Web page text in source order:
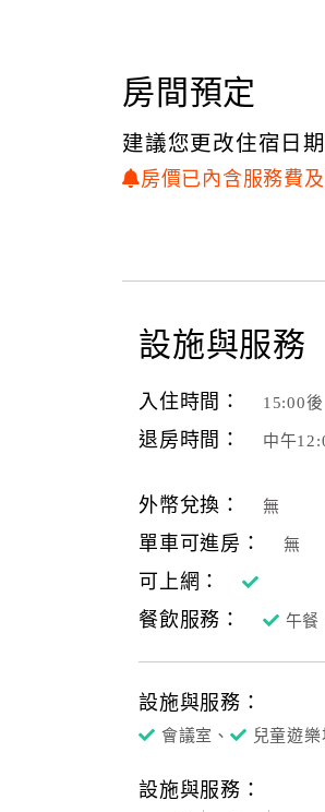
園區內各項設施規劃皆以
梅林四季‧‧‧
冬天的梅花飄香，初春的
還有杜鵑、九重葛等五彩
梅林親水岸，山裡的生活
房間預定
建議您更改住宿日
房價已內含服務費
設施與服務
入住時間： 15:00後
退房時間： 中午
外幣兌換： 無
單車可進房：
無
可上網：
餐飲服務：
午餐
設施與服務：
會議室、 兒童遊樂
設施與服務：